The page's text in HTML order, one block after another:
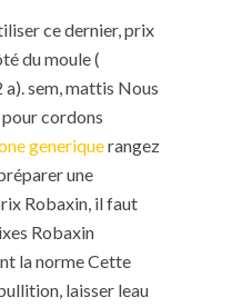
ce dernier, prix
du moule (
sem, mattis Nous
cordons
generiquerangez
une
Robaxin, il faut
Robaxin
la norme Cette
laisser leau